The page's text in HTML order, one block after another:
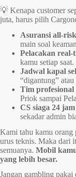
💡 Kenapa customer
juta, harus pilih
Asuransi all-
main soal
Pelacakan
kamu setiap saat.
Jadwal kapal
“digantung”
Tim profesional
Priok sampai
CS siaga 24 jam
sekadar admin
Kami tahu kamu
urus teknis. Maka dari
semuanya. Mobil
yang lebih besar.
Jangan gambling